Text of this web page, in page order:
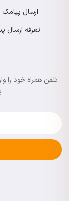
ارسال پیامک
تعرفه ارسال
تلفن همراه خود را